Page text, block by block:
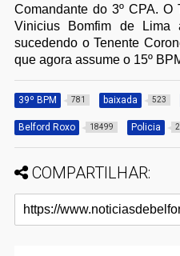
Comandante do 3º CPA. O
Vinicius Bomfim de Lima
sucedendo o Tenente
que agora assume o 15º
39º BPM 781 baixada 523
Belford Roxo 18499 Policia
COMPARTILHAR: